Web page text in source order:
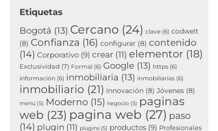
Etiquetas
Bogotá (13) Cercano (24) clave (6) codwelt
(8) Confianza (16) configurar (8) contenido
(14) Corporativo (9) crear (11) elementor (18)
Exclusividad (7) Formal (6) Google (13) https (6)
información (6) inmobiliaria (13) inmobiliarias (6)
inmobiliario (21) Innovación (8) Jóvenes (8)
menú (5) Moderno (15) negocio (5) paginas
web (23) pagina web (27) paso
(14) plugin (11) plugins (5) productos (9) Profesionales